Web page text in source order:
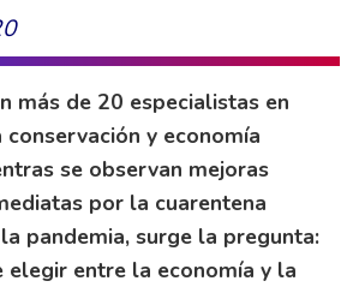
más de 20 especialistas en
y economía
se observan mejoras
por la cuarentena
pandemia, surge la pregunta:
elegir entre la economía y la